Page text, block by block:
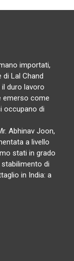
importati,
Lal Chand
il duro lavoro
emerso come
occupano di
Abhinav Joon,
a livello
stati in grado
di
in India: a